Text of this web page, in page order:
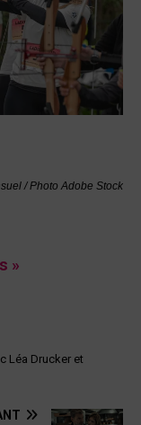
/ Photo Adobe Stock
»
Léa Drucker et